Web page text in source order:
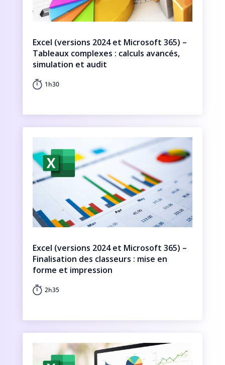
Excel (versions 2024 et Microsoft 365) –
Tableaux complexes : calculs avancés,
simulation et audit
1h30
Excel (versions 2024 et Microsoft 365) –
Finalisation des classeurs : mise en
forme et impression
2h35